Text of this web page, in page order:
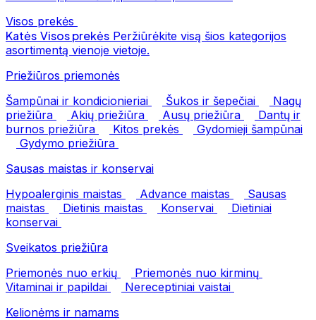
Visos prekės
Katės Visos prekės Peržiūrėkite visą šios kategorijos
asortimentą vienoje vietoje.
Priežiūros priemonės
Šampūnai ir kondicionieriai
Šukos ir šepečiai
Nagų
priežiūra
Akių priežiūra Ausų priežiūra
Dantų ir
burnos priežiūra
Kitos prekės
Gydomieji šampūnai
Gydymo priežiūra
Sausas maistas ir konservai
Hypoalerginis maistas
Advance maistas
Sausas
maistas
Dietinis maistas Konservai
Dietiniai
konservai
Sveikatos priežiūra
Priemonės nuo erkių
Priemonės nuo kirminų
Vitaminai ir papildai
Nereceptiniai vaistai
Kelionėms ir namams